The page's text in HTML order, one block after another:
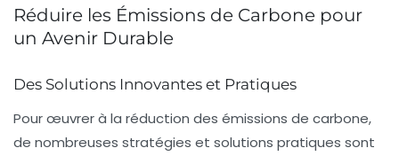
Réduire les Émissions de Carbone pour
un Avenir Durable
Des Solutions Innovantes et Pratiques
Pour œuvrer à la réduction des émissions de carbone,
de nombreuses stratégies et solutions pratiques sont